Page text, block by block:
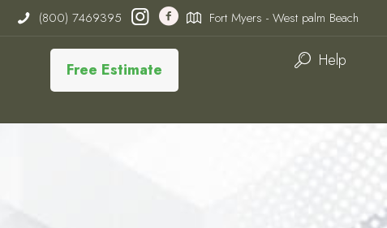
(800) 7469395 Fort Myers - West palm Beach
Free Estimate Help